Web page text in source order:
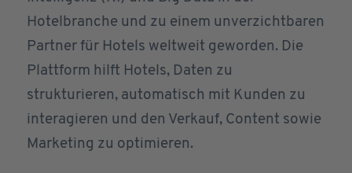
Hotelbranche und zu einem unverzichtbaren
Partner für Hotels weltweit geworden. Die
Plattform hilft Hotels, Daten zu
strukturieren, automatisch mit Kunden zu
interagieren und den Verkauf, Content sowie
Marketing zu optimieren.